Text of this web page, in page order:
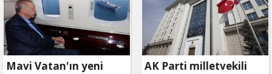
Mavi Vatan'ın yeni
AK Parti milletvekili